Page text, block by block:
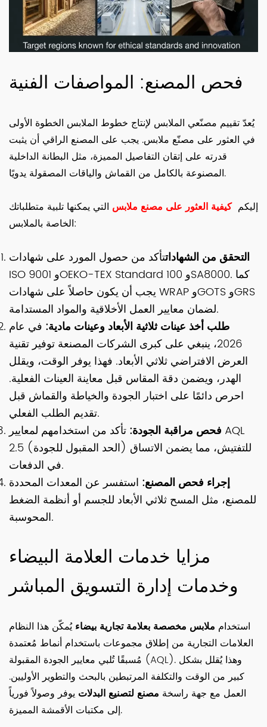
فحص المصنع: المواصفات الفنية
يُعدّ تقييم مصنّعي الملابس لإنتاج خطوط الملابس الخطوة الأولى
في العثور على مصنّع ملابس. يجب على المصنع الراقي أن يثبت
قدرته على إتقان التفاصيل المميزة، مثل البطانة الداخلية
المصنوعة بالكامل من القماش والياقات المصقولة يدويًا.
إليكمكيفية العثور على مصنع ملابس التي يمكنها تلبية متطلباتك
الخاصة بالملابس:
التحقق من الشهاداتتأكد من حصول المورد على شهادات
ISO 9001 وOEKO-TEX Standard 100 وSA8000. كما
يجب أن يكون حاصلاً على شهادات WRAP وGOTS وGRS
لضمان معايير العمل الأخلاقية والمواد المستدامة.
طلب أخذ عينات ثلاثية الأبعاد وعينات مادية: في عام
2026، ينبغي على كبرى الشركات المصنعة توفير تقنية
العرض الافتراضي ثلاثي الأبعاد. فهذا يوفر الوقت، ويقلل
الهدر، ويضمن دقة المقاس قبل معاينة العينات الفعلية.
احرص دائمًا على اختبار الجودة والخياطة والقماش قبل
تقديم الطلب الفعلي.
فحص مراقبة الجودة: تأكد من استخدامهم لمعايير AQL
2.5 (الحد المقبول للجودة) للتفتيش، مما يضمن الاتساق
في الدفعات.
إجراء فحص المصنع: استفسر عن المعدات المحددة
للمصنع، مثل المسح ثلاثي الأبعاد للجسم أو أنظمة الضغط
المحوسبة.
مزايا خدمات العلامة البيضاء
وخدمات إدارة التسويق المباشر
استخدام ملابس مخصصة بعلامة تجارية بيضاءيُمكّن هذا النظام
العلامات التجارية من إطلاق مجموعات باستخدام أنماط مُعتمدة
مُسبقًا تُلبي معايير الجودة المقبولة (AQL). وهذا يُقلل بشكل
كبير من الوقت والتكلفة المرتبطين بالبحث والتطوير الأوليين.
العمل مع جهة راسخة مصنع لتصنيع البدلات يوفر وصولاً فورياً
إلى مكتبات الأقمشة المميزة.